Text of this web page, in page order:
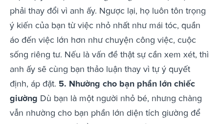
phải thay đổi vì anh ấy. Ngược lại, họ luôn tôn trọng
ý kiến của bạn từ việc nhỏ nhất như mái tóc, quần
áo đến việc lớn hơn như chuyện công việc, cuộc
sống riêng tư. Nếu là vấn đề thật sự cần xem xét, thì
anh ấy sẽ cùng bạn thảo luận thay vì tự ý quyết
định, áp đặt. 5. Nhường cho bạn phần lớn chiếc
giường Dù bạn là một người nhỏ bé, nhưng chàng
vẫn nhường cho bạn phần lớn diện tích giường để